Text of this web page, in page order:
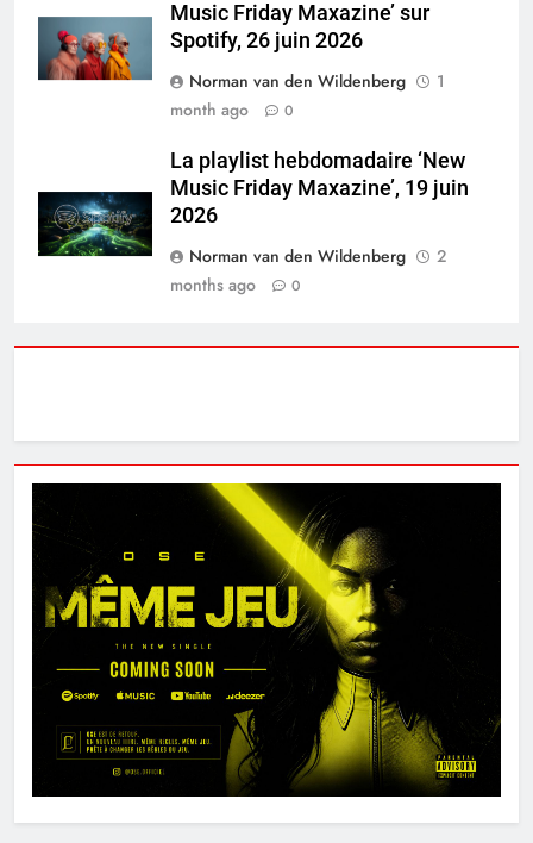
Music Friday Maxazine’ sur
Spotify, 26 juin 2026
Norman van den Wildenberg
1
month ago
0
La playlist hebdomadaire ‘New
Music Friday Maxazine’, 19 juin
2026
Norman van den Wildenberg
2
months ago
0